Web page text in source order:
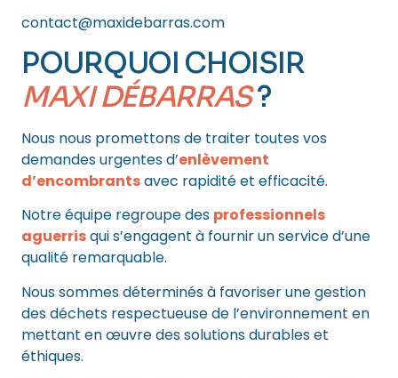
contact@maxidebarras.com
POURQUOI CHOISIR
MAXI DÉBARRAS?
Nous nous promettons de traiter toutes vos
demandes urgentes d’enlèvement
d’encombrantsavec rapidité et efficacité.
Notre équipe regroupe des professionnels
aguerrisqui s’engagent à fournir un service d’une
qualité remarquable.
Nous sommes déterminés à favoriser une gestion
des déchets respectueuse de l’environnement en
mettant en œuvre des solutions durables et
éthiques.